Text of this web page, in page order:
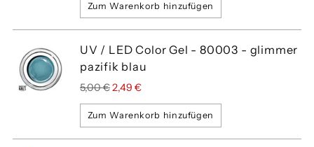
Zum Warenkorb hinzufügen
UV / LED Color Gel - 80003 - glimmer
pazifik blau
Regulärer
Preis
5,00 €2,49 €
Zum Warenkorb hinzufügen